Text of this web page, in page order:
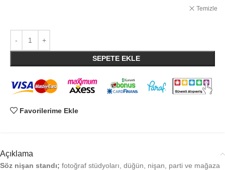
Temizle
SEPETE EKLE
Favorilerime Ekle
Açıklama
Söz nişan standı; fotoğraf stüdyoları, düğün, nişan, parti ve mağaza